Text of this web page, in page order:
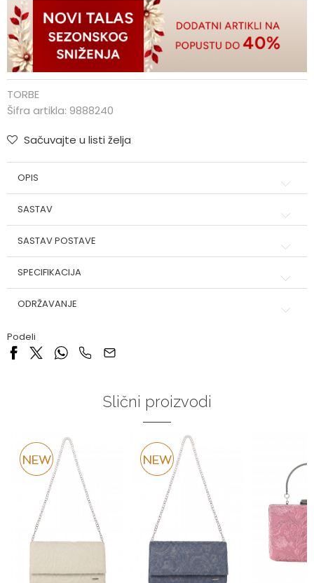
TORBE
Šifra artikla: 9888240
Sačuvajte u listi želja
OPIS
SASTAV
SASTAV POSTAVE
SPECIFIKACIJA
ODRŽAVANJE
Podeli
Slični proizvodi